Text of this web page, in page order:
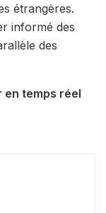
étrangères.
informé des
des
en temps réel